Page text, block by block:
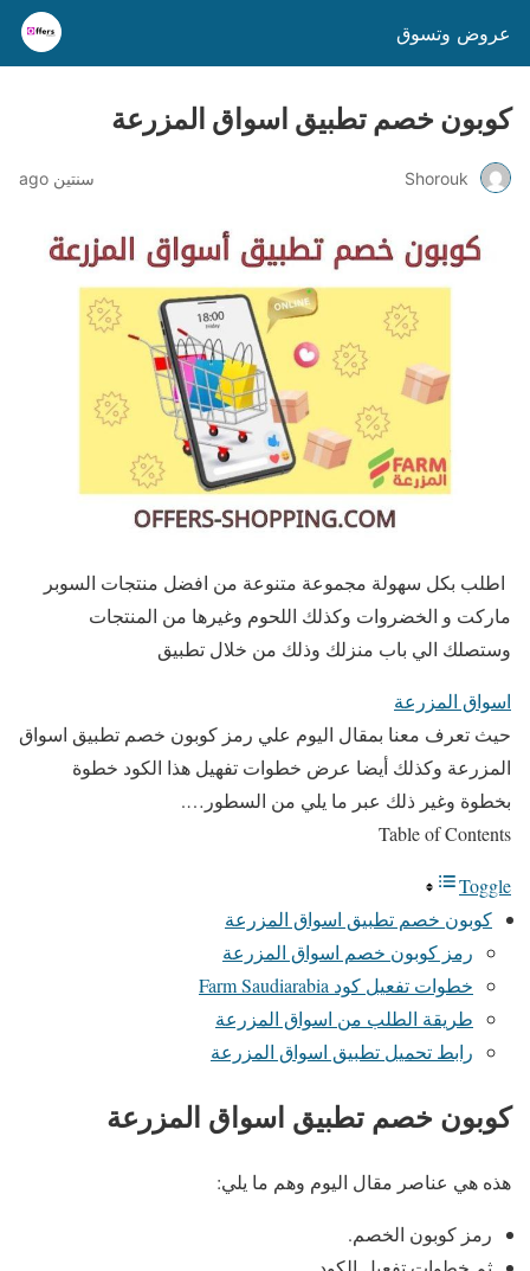
عروض وتسوق
كوبون خصم تطبيق اسواق المزرعة
Shorouk سنتين ago
اطلب بكل سهولة مجموعة متنوعة من افضل منتجات السوبر
ماركت و الخضروات وكذلك اللحوم وغيرها من المنتجات
وستصلك الي باب منزلك وذلك من خلال تطبيق
اسواق المزرعة
حيث تعرف معنا بمقال اليوم علي رمز كوبون خصم تطبيق اسواق
المزرعة وكذلك أيضا عرض خطوات تفهيل هذا الكود خطوة
بخطوة وغير ذلك عبر ما يلي من السطور….
Table of Contents
Toggle
كوبون خصم تطبيق اسواق المزرعة
رمز كوبون خصم اسواق المزرعة
خطوات تفعيل كود Farm Saudiarabia
طريقة الطلب من اسواق المزرعة
رابط تحميل تطبيق اسواق المزرعة
كوبون خصم تطبيق اسواق المزرعة
هذه هي عناصر مقال اليوم وهم ما يلي:
رمز كوبون الخصم.